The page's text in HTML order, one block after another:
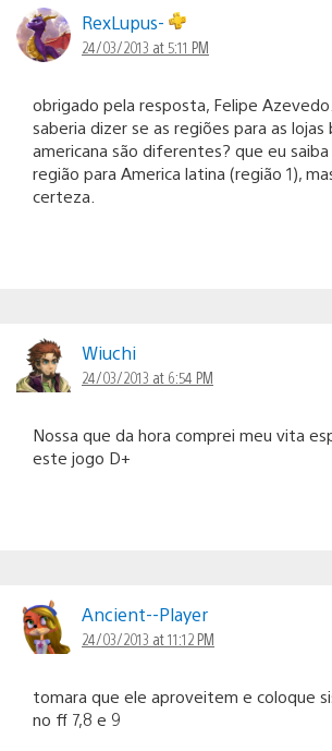
RexLupus-
24/03/2013 at 5:11 PM
obrigado pela resposta, Felipe Azevedo.
saberia dizer se as regiões para as lojas
americana são diferentes? que eu
região para America latina (região 1),
certeza.
Wiuchi
24/03/2013 at 6:54 PM
Nossa que da hora comprei meu vita
este jogo D+
Ancient--Player
24/03/2013 at 11:12 PM
tomara que ele aproveitem e coloque
no ff 7,8 e 9